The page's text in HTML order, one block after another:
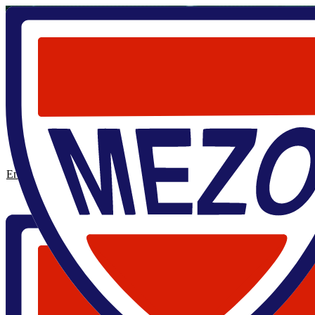
Главная
Георгий Стависский
Дмитрий Панов Матвей Муравьев
Егор ВеревкинВасилий Шапчиц Виктор Федотовских Арина
Александра Константинова
Андрей Князев Максим
Кирилл Исаченко Савелий ДоменкоПавел Долматов Егор